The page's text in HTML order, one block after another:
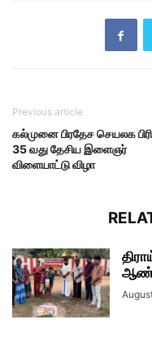
Previous article
கல்முனை பிரதேச செயலக
35 வது தேசிய இளைஞர்
விளையாட்டு விழா